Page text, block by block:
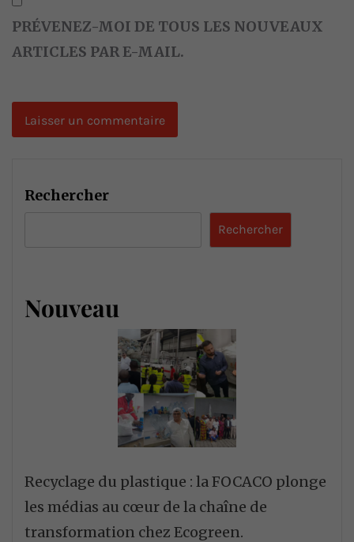
PRÉVENEZ-MOI DE TOUS LES NOUVEAUX
ARTICLES PAR E-MAIL.
Rechercher
Rechercher
Nouveau
Recyclage du plastique : la FOCACO plonge
les médias au cœur de la chaîne de
transformation chez Ecogreen.